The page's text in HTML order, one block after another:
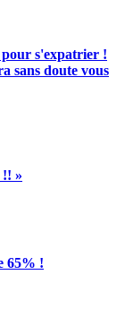
s'expatrier !
sans doute vous
!! »
65% !